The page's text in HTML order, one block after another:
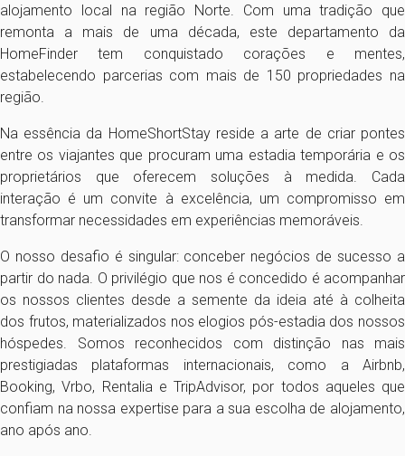
alojamento local na região Norte. Com uma tradição que
remonta a mais de uma década, este departamento da
HomeFinder tem conquistado corações e mentes,
estabelecendo parcerias com mais de 150 propriedades na
região.
Na essência da HomeShortStay reside a arte de criar pontes
entre os viajantes que procuram uma estadia temporária e os
proprietários que oferecem soluções à medida. Cada
interação é um convite à excelência, um compromisso em
transformar necessidades em experiências memoráveis.
O nosso desafio é singular: conceber negócios de sucesso a
partir do nada. O privilégio que nos é concedido é acompanhar
os nossos clientes desde a semente da ideia até à colheita
dos frutos, materializados nos elogios pós-estadia dos nossos
hóspedes. Somos reconhecidos com distinção nas mais
prestigiadas plataformas internacionais, como a Airbnb,
Booking, Vrbo, Rentalia e TripAdvisor, por todos aqueles que
confiam na nossa expertise para a sua escolha de alojamento,
ano após ano.